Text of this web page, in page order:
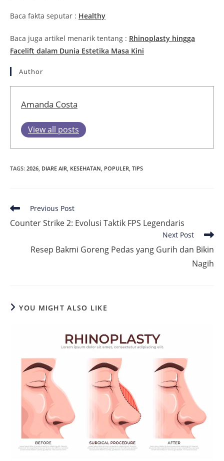
Baca fakta seputar : Healthy
Baca juga artikel menarik tentang : Rhinoplasty hingga
Facelift dalam Dunia Estetika Masa Kini
Author
Amanda Costa
View all posts
TAGS: 2026, DIARE AIR, KESEHATAN, POPULER, TIPS
Read
articles
Previous Post
Counter Strike 2: Evolusi Taktik FPS Legendaris
Next Post
Resep Bakmi Goreng Pedas yang Gurih dan Bikin
Nagih
YOU MIGHT ALSO LIKE